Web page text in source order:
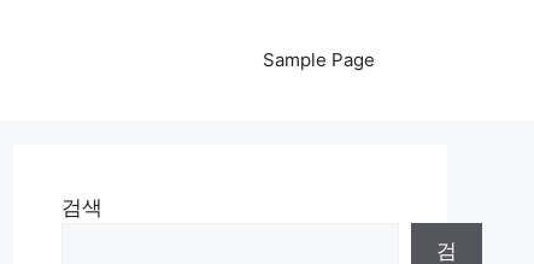
Sample Page
검색
검